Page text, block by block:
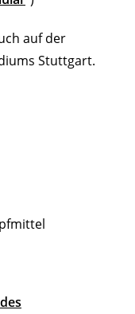
auf der
Stuttgart.